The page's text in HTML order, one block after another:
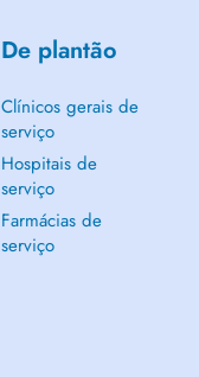
De plantão
Clínicos gerais de
serviço
Hospitais de
serviço
Farmácias de
serviço